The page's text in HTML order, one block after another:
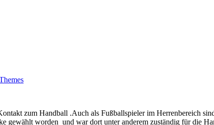
zum Handball .Auch als Fußballspieler im Herrenbereich
gewählt worden und war dort unter anderem zuständig für die